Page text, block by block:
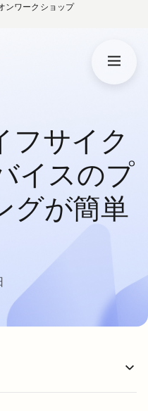
ンワークショップ
フサイク
イスのプ
グが簡単